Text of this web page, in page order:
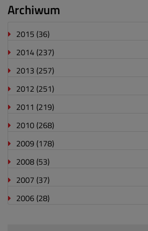
Archiwum
2015 (36)
2014 (237)
2013 (257)
2012 (251)
2011 (219)
2010 (268)
2009 (178)
2008 (53)
2007 (37)
2006 (28)